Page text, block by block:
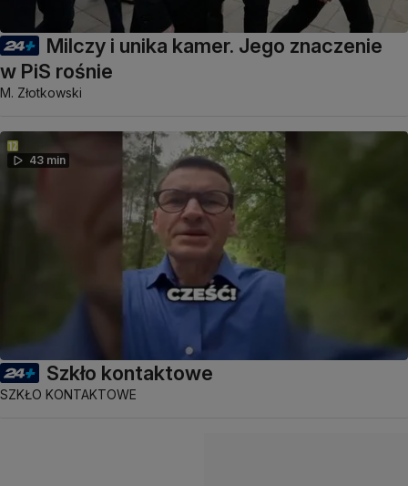
Milczy i unika kamer. Jego znaczenie
w PiS rośnie
M. Złotkowski
43 min
Szkło kontaktowe
SZKŁO KONTAKTOWE